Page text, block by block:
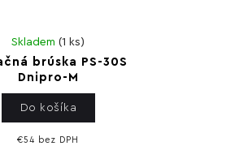
brúska PS-30S
Dnipro-M
Skladem(1 ks)
€54 bez DPH
Do košíka